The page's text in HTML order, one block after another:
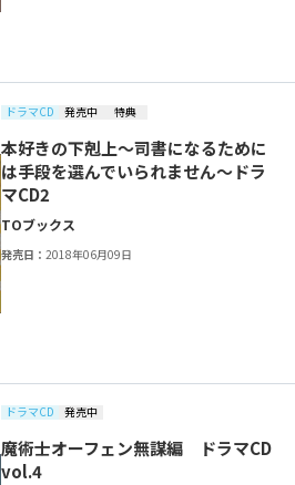
ドラマCD 発売中 特典
本好きの下剋上～司書になるために
は手段を選んでいられません～ドラ
マCD2
TOブックス
発売日：2018年06月09日
ドラマCD 発売中
魔術士オーフェン無謀編 ドラマCD
vol.4